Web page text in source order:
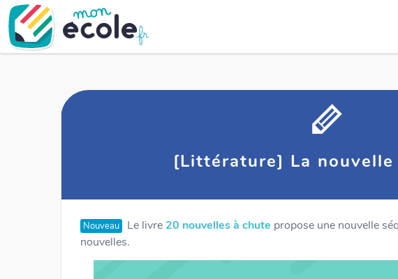
[Littérature] La nouvelle
Nouveau Le livre 20 nouvelles à chute propose une nouvelle
nouvelles.